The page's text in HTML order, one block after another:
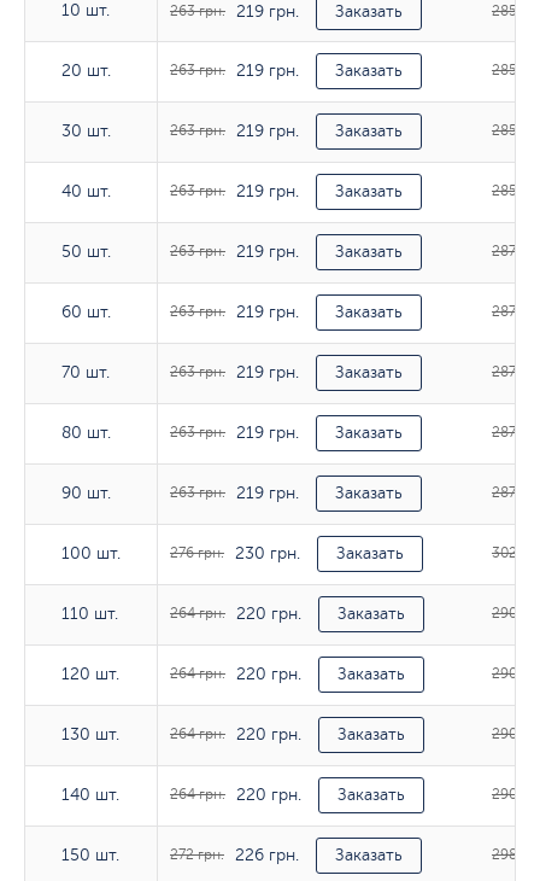
10 шт.
20 шт.
30 шт.
40 шт.
50 шт.
60 шт.
70 шт.
80 шт.
90 шт.
100 шт.
110 шт.
120 шт.
130 шт.
140 шт.
150 шт.
10 шт. 263 грн. 219 грн. Заказать 285
20 шт. 263 грн. 219 грн. Заказать 285
30 шт. 263 грн. 219 грн. Заказать 285
40 шт. 263 грн. 219 грн. Заказать 285
50 шт. 263 грн. 219 грн. Заказать 287
60 шт. 263 грн. 219 грн. Заказать 287
70 шт. 263 грн. 219 грн. Заказать 287
80 шт. 263 грн. 219 грн. Заказать 287
90 шт. 263 грн. 219 грн. Заказать 287
100 шт. 276 грн. 230 грн. Заказать 302
110 шт. 264 грн. 220 грн. Заказать 290
120 шт. 264 грн. 220 грн. Заказать 290
130 шт. 264 грн. 220 грн. Заказать 290
140 шт. 264 грн. 220 грн. Заказать 290
150 шт. 272 грн. 226 грн. Заказать 298